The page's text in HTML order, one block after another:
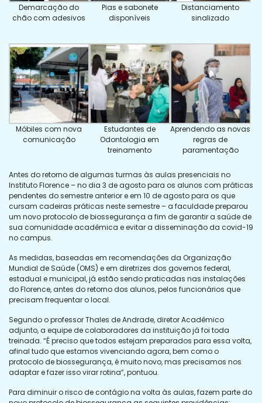
Demarcação do
chão com adesivos
Pias e sabonete
disponíveis
Distanciamento
sinalizado
Móbiles com nova
comunicação
Estudantes de
Odontologia em
treinamento
Aprendendo as novas
regras de
paramentação
Antes do retorno de algumas turmas às aulas presenciais no
Instituto Florence – no dia 3 de agosto para os alunos com práticas
pendentes do semestre anterior e em 10 de agosto para os que
cursam cadeiras práticas neste semestre – a faculdade preparou
um novo protocolo de biossegurança a fim de garantir a saúde de
sua comunidade acadêmica e evitar a disseminação da covid-19
no campus.
As medidas, baseadas em recomendações da Organização
Mundial de Saúde (OMS) e em diretrizes dos governos federal,
estadual e municipal, já estão sendo praticadas nas instalações
do Florence, antes do retorno dos alunos, pelos funcionários que
precisam frequentar o local.
Segundo o professor Thales de Andrade, diretor Acadêmico
adjunto, a equipe de colaboradores da instituição já foi toda
treinada. “É preciso que todos estejam preparados para essa volta,
afinal tudo que estamos vivenciando agora, bem como o
protocolo de biossegurança, é muito novo, mas precisamos nos
adaptar e fazer isso virar rotina”, pontuou.
Para diminuir o risco de contágio na volta às aulas, fazem parte do